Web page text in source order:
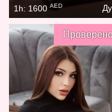
1h: 1600 AED